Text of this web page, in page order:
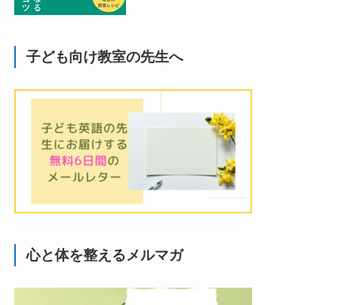
子ども向け教室の先生へ
心と体を整えるメルマガ